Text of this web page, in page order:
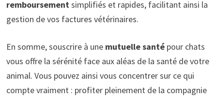
remboursement simplifiés et rapides, facilitant ainsi la
gestion de vos factures vétérinaires.
En somme, souscrire à une mutuelle santépour chats
vous offre la sérénité face aux aléas de la santé de votre
animal. Vous pouvez ainsi vous concentrer sur ce qui
compte vraiment : profiter pleinement de la compagnie